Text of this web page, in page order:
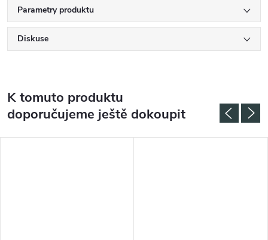
Parametry produktu
Diskuse
K tomuto produktu
doporučujeme ještě dokoupit